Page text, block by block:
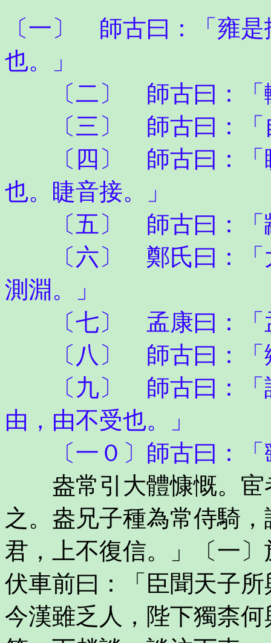
〔一〕 師古曰：「雍
也。」
〔二〕 師古曰：「
〔三〕 師古曰：「
〔四〕 師古曰：「睫
也。睫音接。」
〔五〕 師古曰：「
〔六〕 鄭氏曰：「大
測淵。」
〔七〕 孟康曰：「孟
〔八〕 師古曰：「
〔九〕 師古曰：「許
由，由不受也。」
〔一０〕師古曰：「
盎常引大體慷慨。宦
之。盎兄子種為常侍騎
君，上不復信。」〔一
伏車前曰：「臣聞天子
今漢雖乏人，陛下獨柰